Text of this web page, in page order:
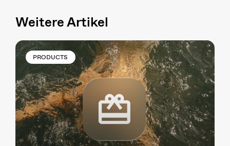
Weitere Artikel
PRODUCTS